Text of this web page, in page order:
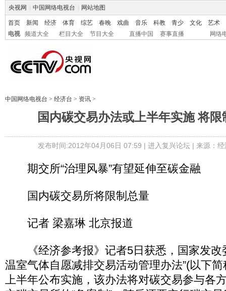
央视网 中国网络电视台 网站地图
首页 新闻 经济 体育 综艺 春晚 戏曲 音乐 科教 青少 文化
艺术
电视
频道大全 栏目大全 节目大全 直播中国 赛事直播 网络
中国网络电视台 > 经济台 > 资讯 >
国内碳交易办法或上半年实施 将
发布时间:2012年04月06日 07:59 | 进入复兴论坛| 来源：
期交所“治理风暴”有望延伸至碳金融
国内碳交易所将限制总量
记者 梁嘉琳 北京报道
《经济参考报》记者5日获悉，国家发改
温室气体自愿减排交易活动管理办法”(以下简
上半年公布实施，该办法将对碳交易参与各